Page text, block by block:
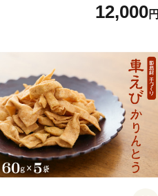
12,000円